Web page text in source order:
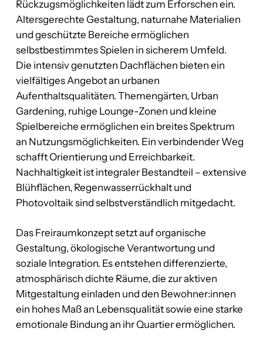
Rückzugsmöglichkeiten lädt zum Erforschen ein.
Altersgerechte Gestaltung, naturnahe Materialien
und geschützte Bereiche ermöglichen
selbstbestimmtes Spielen in sicherem Umfeld.
Die intensiv genutzten Dachflächen bieten ein
vielfältiges Angebot an urbanen
Aufenthaltsqualitäten. Themengärten, Urban
Gardening, ruhige Lounge-Zonen und kleine
Spielbereiche ermöglichen ein breites Spektrum
an Nutzungsmöglichkeiten. Ein verbindender Weg
schafft Orientierung und Erreichbarkeit.
Nachhaltigkeit ist integraler Bestandteil – extensive
Blühflächen, Regenwasserrückhalt und
Photovoltaik sind selbstverständlich mitgedacht.
Das Freiraumkonzept setzt auf organische
Gestaltung, ökologische Verantwortung und
soziale Integration. Es entstehen differenzierte,
atmosphärisch dichte Räume, die zur aktiven
Mitgestaltung einladen und den Bewohner:innen
ein hohes Maß an Lebensqualität sowie eine starke
emotionale Bindung an ihr Quartier ermöglichen.